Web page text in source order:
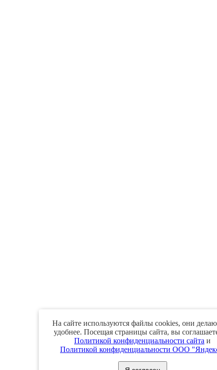
На сайте используются файлы cookies, они
удобнее. Посещая страницы сайта, вы
Политикой конфиденциальности сайта и
Политикой конфиденциальности ООО